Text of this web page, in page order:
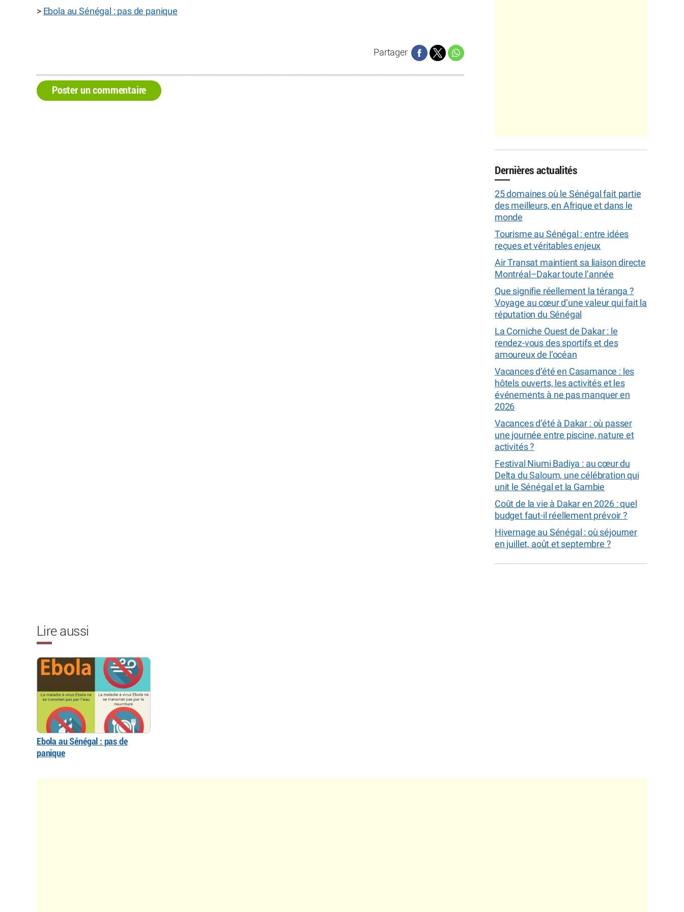
> Ebola au Sénégal : pas de panique
Partager
Poster un commentaire
Dernières actualités
25 domaines où le Sénégal fait partie
des meilleurs, en Afrique et dans le
monde
Tourisme au Sénégal : entre idées
reçues et véritables enjeux
Air Transat maintient sa liaison directe
Montréal–Dakar toute l’année
Que signifie réellement la téranga ?
Voyage au cœur d’une valeur qui fait la
réputation du Sénégal
La Corniche Ouest de Dakar : le
rendez-vous des sportifs et des
amoureux de l’océan
Vacances d’été en Casamance : les
hôtels ouverts, les activités et les
événements à ne pas manquer en
2026
Vacances d’été à Dakar : où passer
une journée entre piscine, nature et
activités ?
Festival Niumi Badiya : au cœur du
Delta du Saloum, une célébration qui
unit le Sénégal et la Gambie
Coût de la vie à Dakar en 2026 : quel
budget faut-il réellement prévoir ?
Hivernage au Sénégal : où séjourner
en juillet, août et septembre ?
Lire aussi
Ebola au Sénégal : pas de
panique